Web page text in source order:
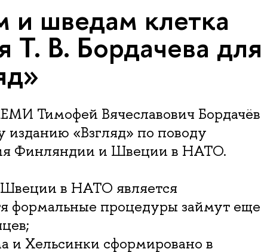
и шведам клетка
Т. В. Бордачева для
Тимофей Вячеславович Бордачёв
«Взгляд» по поводу
Финляндии и Швеции в НАТО.
в НАТО является
формальные процедуры займут еще
и Хельсинки сформировано в